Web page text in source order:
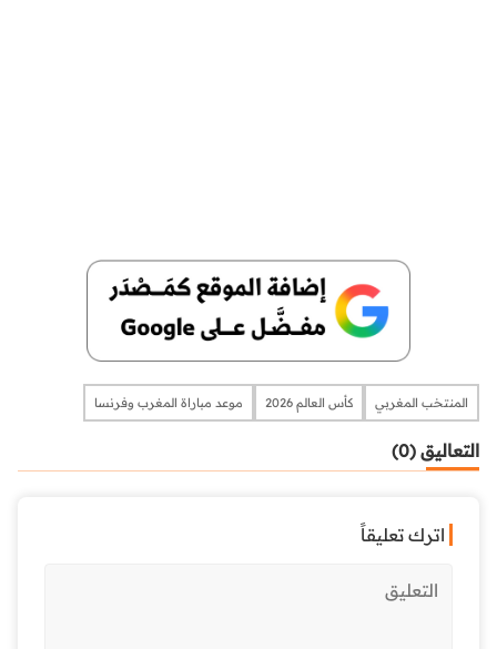
المنتخب المغربي كأس العالم 2026 موعد مباراة المغرب وفرنسا
التعاليق (0)
اترك تعليقاً